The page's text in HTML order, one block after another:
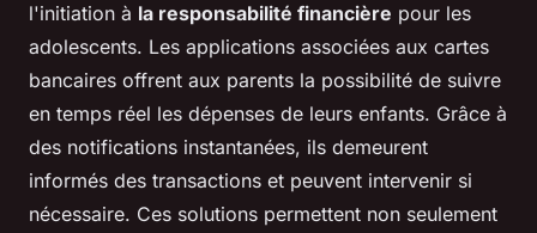
l'initiation à la responsabilité financière pour les
adolescents. Les applications associées aux cartes
bancaires offrent aux parents la possibilité de suivre
en temps réel les dépenses de leurs enfants. Grâce à
des notifications instantanées, ils demeurent
informés des transactions et peuvent intervenir si
nécessaire. Ces solutions permettent non seulement